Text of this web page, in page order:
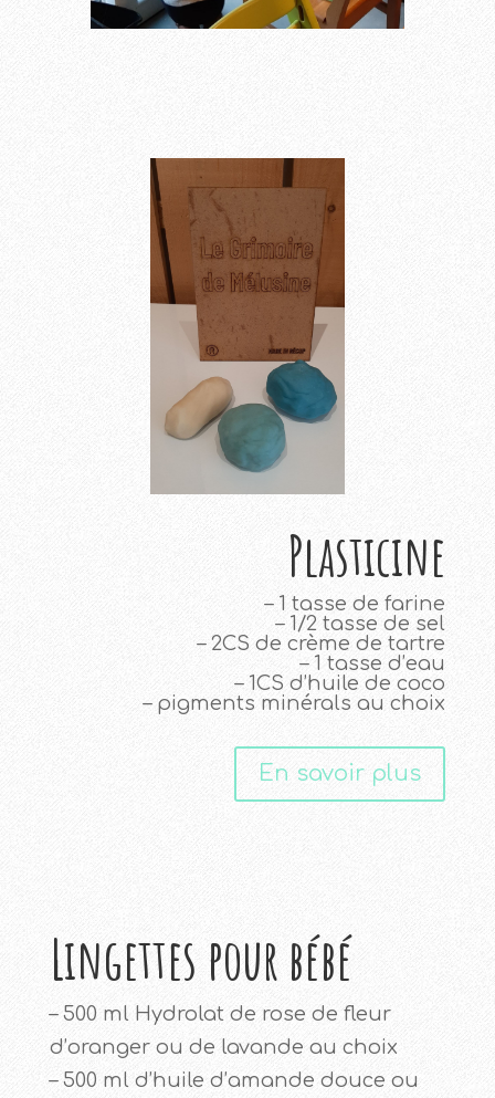
Plasticine
– 1 tasse de farine
– 1/2 tasse de sel
– 2CS de crème de tartre
– 1 tasse d’eau
– 1CS d’huile de coco
– pigments minérals au choix
En savoir plus
Lingettes pour bébé
– 500 ml Hydrolat de rose de fleur
d’oranger ou de lavande au choix
– 500 ml d’huile d’amande douce ou